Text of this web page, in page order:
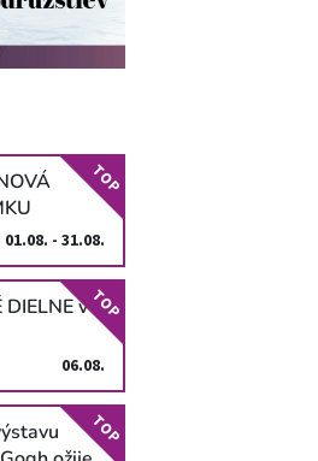
01.08. - 31.08.
TOP
DIELNE v
06.08.
TOP
TOP